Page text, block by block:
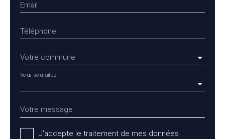
Email
Téléphone
Votre commune
-
Vous souhaitez
Votre message
J'accepte le traitement de mes données